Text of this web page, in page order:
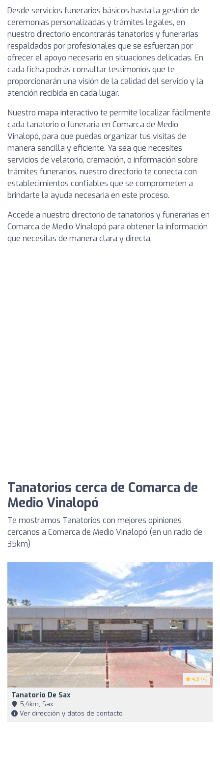
Desde servicios funerarios básicos hasta la gestión de
ceremonias personalizadas y trámites legales, en
nuestro directorio encontrarás tanatorios y funerarias
respaldados por profesionales que se esfuerzan por
ofrecer el apoyo necesario en situaciones delicadas. En
cada ficha podrás consultar testimonios que te
proporcionarán una visión de la calidad del servicio y la
atención recibida en cada lugar.
Nuestro mapa interactivo te permite localizar fácilmente
cada tanatorio o funeraria en Comarca de Medio
Vinalopó, para que puedas organizar tus visitas de
manera sencilla y eficiente. Ya sea que necesites
servicios de velatorio, cremación, o información sobre
trámites funerarios, nuestro directorio te conecta con
establecimientos confiables que se comprometen a
brindarte la ayuda necesaria en este proceso.
Accede a nuestro directorio de tanatorios y funerarias en
Comarca de Medio Vinalopó para obtener la información
que necesitas de manera clara y directa.
Tanatorios cerca de Comarca de
Medio Vinalopó
Te mostramos Tanatorios con mejores opiniones
cercanos a Comarca de Medio Vinalopó (en un radio de
35km)
4.3 (4)
Tanatorio De Sax
5,4km, Sax
Ver dirección y datos de contacto